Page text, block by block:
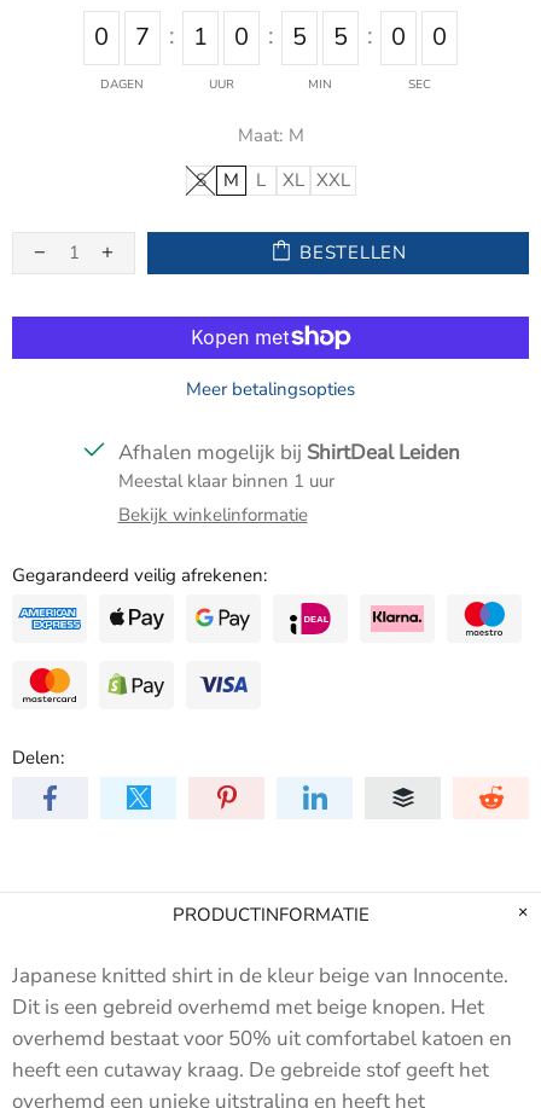
0 7
DAGEN
1 0
UUR
5 5
MIN
0 0
SEC
Maat: M
S
M L XL XXL
BESTELLEN
Meer betalingsopties
Afhalen mogelijk bij ShirtDeal Leiden
Meestal klaar binnen 1 uur
Bekijk winkelinformatie
Gegarandeerd veilig afrekenen:
Delen:
PRODUCTINFORMATIE
Japanese knitted shirt in de kleur beige van Innocente.
Dit is een gebreid overhemd met beige knopen. Het
overhemd bestaat voor 50% uit comfortabel katoen en
heeft een cutaway kraag. De gebreide stof geeft het
overhemd een unieke uitstraling en heeft het